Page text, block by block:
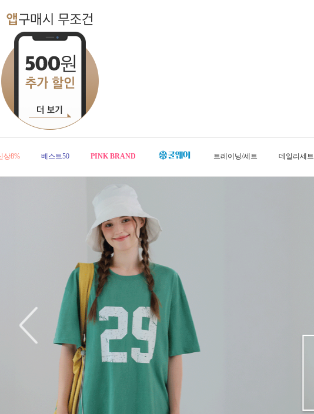
상8% 베스트50 PINK BRAND 트레이닝/세트 데일리세트